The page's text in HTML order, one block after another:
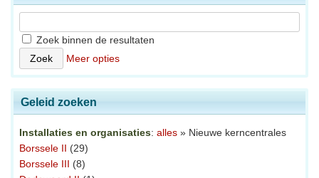
Zoek binnen de resultaten
Meer opties
Geleid zoeken
Installaties en organisaties: alles » Nieuwe kerncentrales
Borssele II (29)
Borssele III (8)